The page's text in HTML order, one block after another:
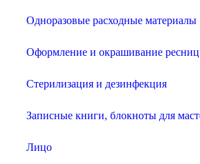
Одноразовые расходные материалы
Оформление и окрашивание
Стерилизация и дезинфекция
Записные книги, блокноты для
Лицо